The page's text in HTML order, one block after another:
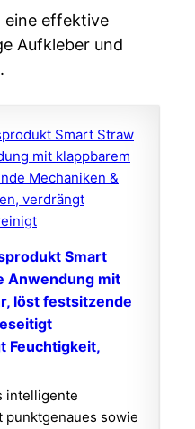
eine effektive
Aufkleber und
Smart
Anwendung mit
löst festsitzende
Feuchtigkeit,
intelligente
sowie